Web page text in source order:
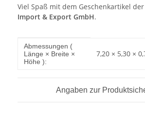
Viel Spaß mit dem Geschenkartikel der
Import & Export GmbH.
Produkteigenschaft
Wert
Abmessungen (
Länge × Breite ×
Höhe ):
7,20 × 5,30 ×
Angaben zur